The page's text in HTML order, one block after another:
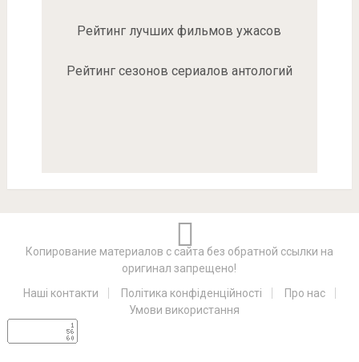
Рейтинг лучших фильмов ужасов
Рейтинг сезонов сериалов антологий
Копирование материалов с сайта без обратной ссылки на
оригинал запрещено!
Наші контакти
Політика конфіденційності
Про нас
Умови використання